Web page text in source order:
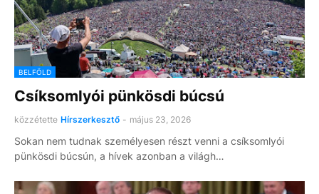
BELFÖLD
Csíksomlyói pünkösdi búcsú
közzétette Hírszerkesztő - május 23, 2026
Sokan nem tudnak személyesen részt venni a csíksomlyói
pünkösdi búcsún, a hívek azonban a világh…